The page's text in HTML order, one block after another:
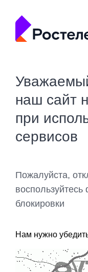
наш сайт
при
сервисов
Пожалуйста,
блокировки
Нам нужно